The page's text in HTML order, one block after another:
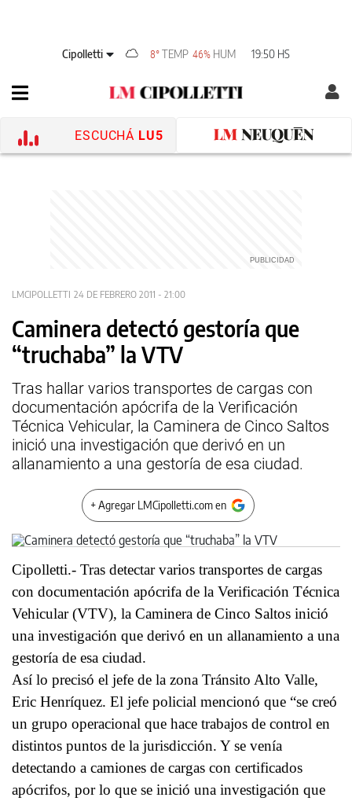
Cipolletti 8°TEMP 46% HUM 19:50 HS
ESCUCHÁ LU5
LMCIPOLLETTI 24 DE FEBRERO 2011 - 21:00
Caminera detectó gestoría que
“truchaba” la VTV
Tras hallar varios transportes de cargas con
documentación apócrifa de la Verificación
Técnica Vehicular, la Caminera de Cinco Saltos
inició una investigación que derivó en un
allanamiento a una gestoría de esa ciudad.
+ Agregar LMCipolletti.com en
Cipolletti.- Tras detectar varios transportes de cargas
con documentación apócrifa de la Verificación Técnica
Vehicular (VTV), la Caminera de Cinco Saltos inició
una investigación que derivó en un allanamiento a una
gestoría de esa ciudad.
Así lo precisó el jefe de la zona Tránsito Alto Valle,
Eric Henríquez. El jefe policial mencionó que “se creó
un grupo operacional que hace trabajos de control en
distintos puntos de la jurisdicción. Y se venía
detectando a camiones de cargas con certificados
apócrifos, por lo que se inició una investigación que